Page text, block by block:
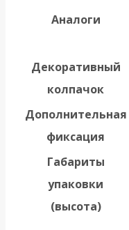
Аналоги
Декоративный
колпачок
Дополнительная
фиксация
Габариты
упаковки
(высота)